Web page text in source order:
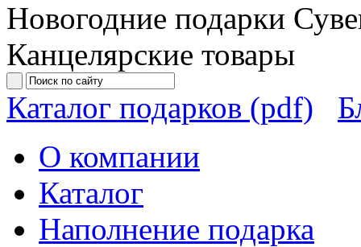
Новогодние подарки
Канцелярские товары
Каталог подарков (pdf)
О компании
Каталог
Наполнение подарка